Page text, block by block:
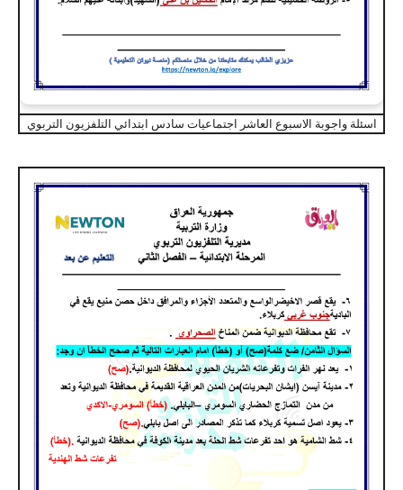
اسئلة واجوبة الاسبوع العاشر اجتماعيات سادس ابتدائي التلفزيون التربوي